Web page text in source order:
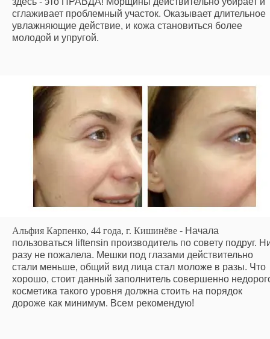
сглаживает проблемный участок. Оказывает длительное
увлажняющие действие, и кожа становиться более
молодой и упругой.
Альфия Карпенко, 44 года, г. Кишинёве - Начала
пользоваться liftensin производитель по совету подруг.
разу не пожалела. Мешки под глазами действительно
стали меньше, общий вид лица стал моложе в разы. Что
хорошо, стоит данный заполнитель совершенно
косметика такого уровня должна стоить на порядок
дороже как минимум. Всем рекомендую!